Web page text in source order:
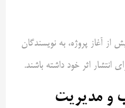
از آغاز پروژه، به نویسندگان
اثر خود داشته باشند.
و مدیریت